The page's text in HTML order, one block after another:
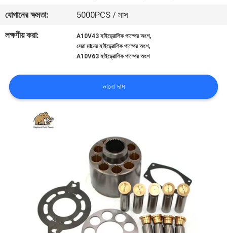
খবর
সাইট
ম্যাপ
PRIVACY
যোগানের ক্ষমতা:
5000PCS / মাস
লক্ষণীয় করা:
A10V43 হাইড্রোলিক পাম্পের অংশ,
সেরা মানের হাইড্রোলিক পাম্পের অংশ,
A10V63 হাইড্রোলিক পাম্পের অংশ
ভালো দাম